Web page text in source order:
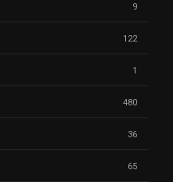
9
122
1
480
36
65